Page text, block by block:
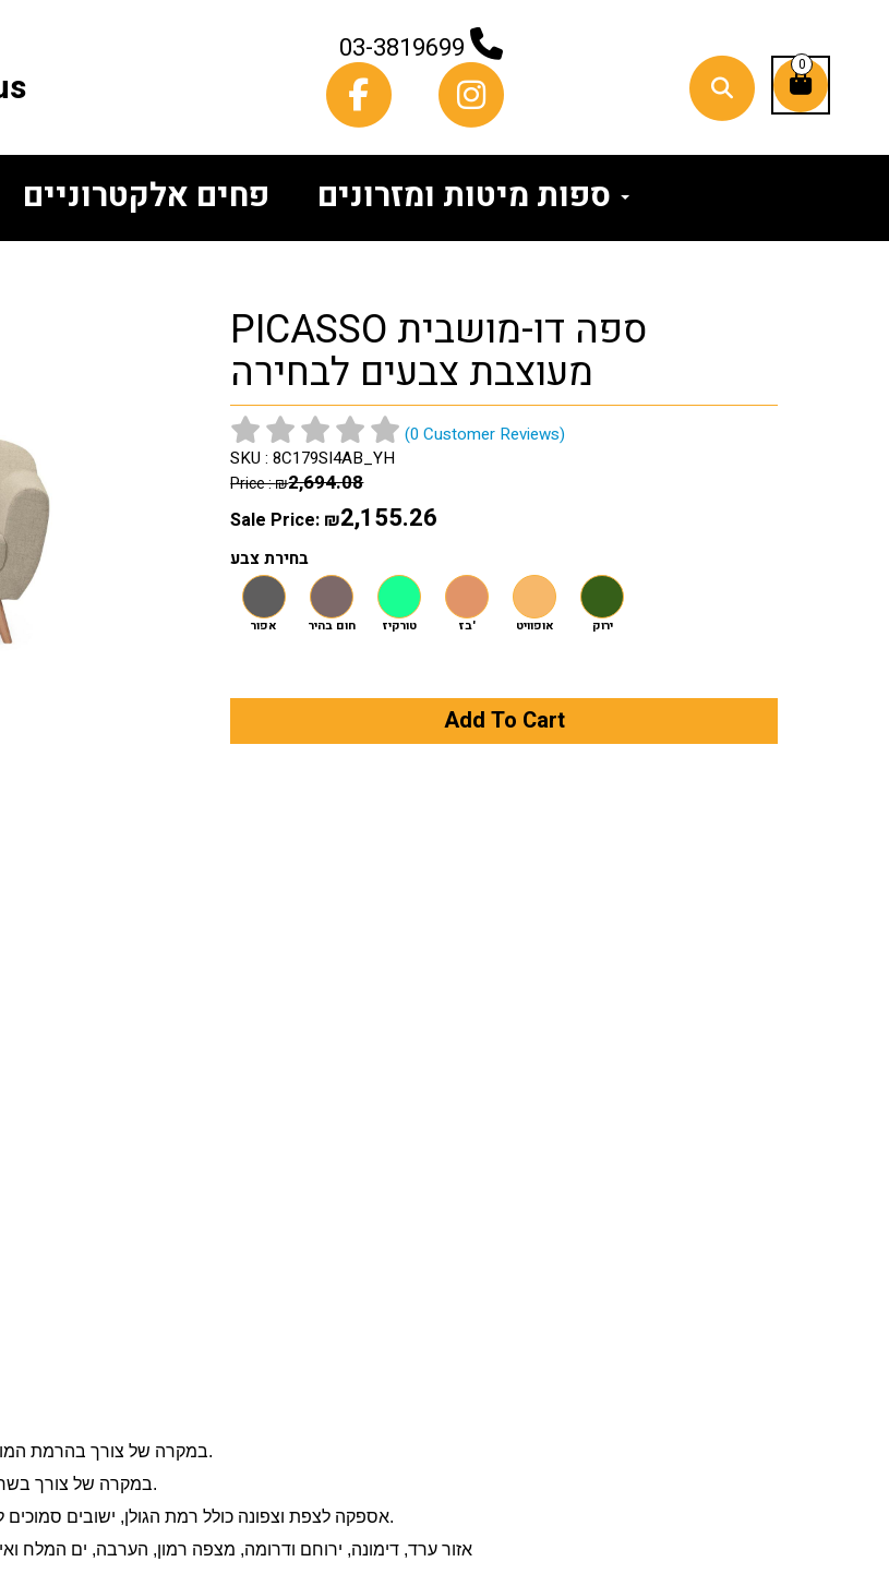
03-3819699 0
פחים אלקטרוניים
PICASSO ספה דו-מושבית
מעוצבת צבעים לבחירה
(0Customer Reviews)
SKU :8C179SI4AB_YH
Price :₪2,694.08
Sale Price: ₪2,155.26
בחירת צבע
אפור חום בהיר טורקיז בז' אופוויט ירוק
* במקרה של צורך בהרמת המוצר מעל קומה שלישית ללא מעלית תהיה תוספת של ₪50 לקומה.
* במקרה של צורך בשרותי מנוף חיצוניים או צורך בפירוק והרכבה, יחול החיוב על הלקוח.
* אספקה לצפת וצפונה כולל רמת הגולן, ישובים סמוכים לגדר בדרום הרצועה – יתכן עיכוב באספקה של עד 14 ימי עסקים.
* אזור ערד, דימונה, ירוחם ודרומה, מצפה רמון, הערבה, ים המלח ואילת וכן